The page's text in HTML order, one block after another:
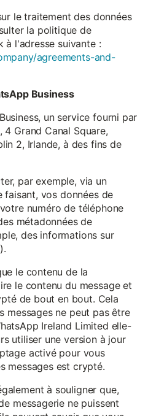
le traitement des données
la politique de
à l'adresse suivante :
agreements-and-
Business
un service fourni par
Grand Canal Square,
2, Irlande, à des fins de
par exemple, via un
faisant, vos données de
numéro de téléphone
métadonnées de
des informations sur
le contenu de la
le contenu du message et
de bout en bout. Cela
messages ne peut pas être
Ireland Limited elle-
utiliser une version à jour
activé pour vous
messages est crypté.
à souligner que,
messagerie ne puissent